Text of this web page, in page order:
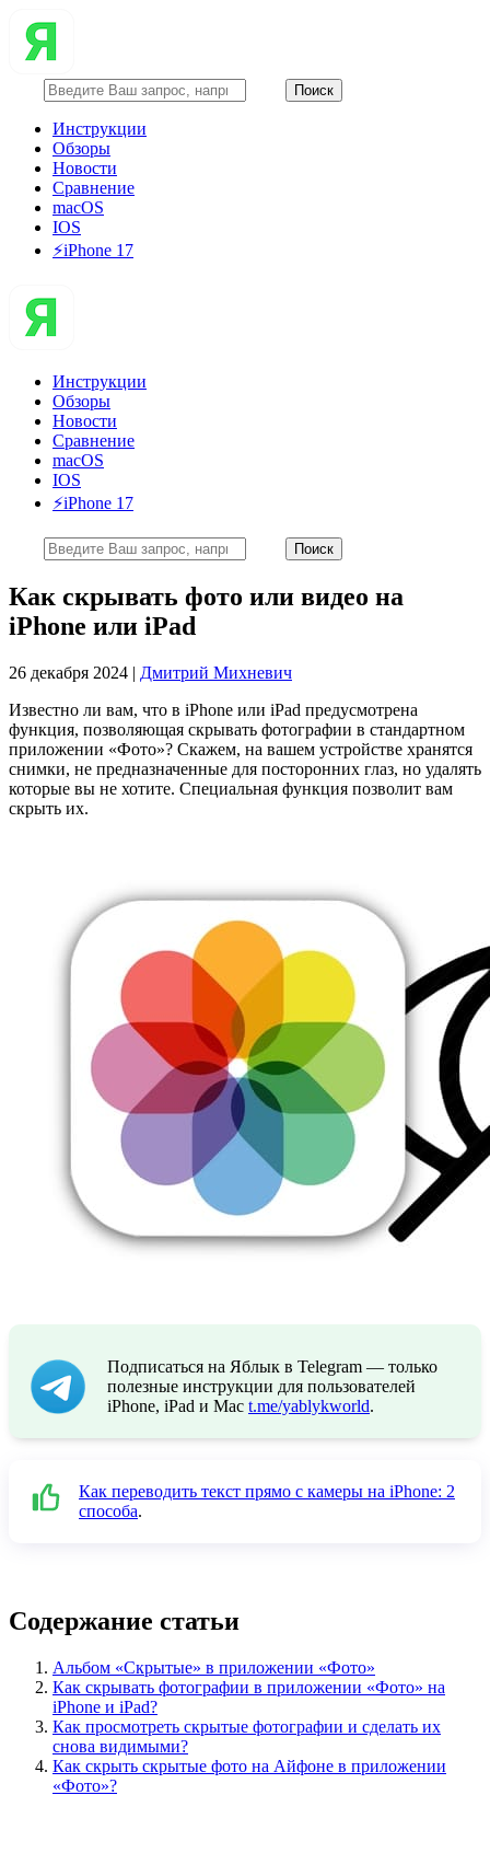
Инструкции
Обзоры
Новости
Сравнение
macOS
IOS
⚡️iPhone 17
Инструкции
Обзоры
Новости
Сравнение
macOS
IOS
⚡️iPhone 17
Как скрывать фото или видео на
iPhone или iPad
26 декабря 2024 | Дмитрий Михневич
Известно ли вам, что в iPhone или iPad предусмотрена
функция, позволяющая скрывать фотографии в стандартном
приложении «Фото»? Скажем, на вашем устройстве хранятся
снимки, не предназначенные для посторонних глаз, но удалять
которые вы не хотите. Специальная функция позволит вам
скрыть их.
Подписаться на Яблык в Telegram — только
полезные инструкции для пользователей
iPhone, iPad и Mac t.me/yablykworld.
Как переводить текст прямо с камеры на iPhone: 2
способа.
Содержание статьи
Альбом «Скрытые» в приложении «Фото»
Как скрывать фотографии в приложении «Фото» на
iPhone и iPad?
Как просмотреть скрытые фотографии и сделать их
снова видимыми?
Как скрыть скрытые фото на Айфоне в приложении
«Фото»?